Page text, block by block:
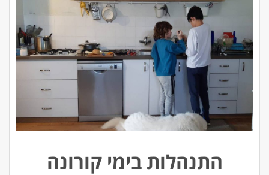
התנהלות בימי קורונה